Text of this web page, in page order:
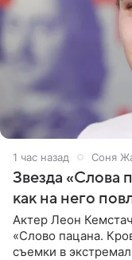
1 час назад Соня
Звезда «Слова
как на него
Актер Леон
«Слово пацана.
съемки в